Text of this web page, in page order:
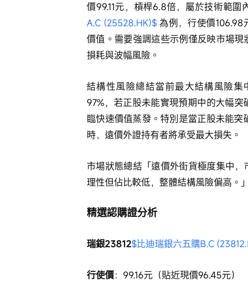
價99.11元，槓桿6.8倍，屬於技術範
A.C (25528.HK)$ 為例，行使價106.98
價值。需要強調這些示例僅反映市場
損耗與波幅風險。
結構性風險總結當前最大結構風險
97%，若正股未能實現預期中的大幅
臨快速價值蒸發。特別是當正股未能突
時，遠價外證持有者將承受最大損失。
市場狀態總結「遠價外街貨極度集中
理性但佔比較低，整體結構風險偏高。」
精選認購證分析
瑞銀23812$比迪瑞銀六五購B.C
行使價：99.16元（貼近現價96.45元）